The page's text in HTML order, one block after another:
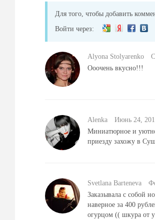
Для того, чтобы добавить
Войти через:
Alyona Stolyarenko
Ооочень вкусно!!!
Alenka
Июнь 24,
Миниатюрное и
приезду захожу в
Svetlana Barteneva
Заказывала с собой
наверное за 400
огурцом (( шкура от